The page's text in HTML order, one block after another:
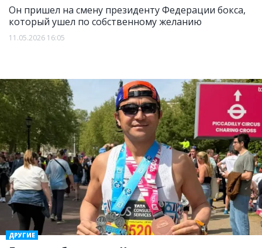
Он пришел на смену президенту Федерации бокса,
который ушел по собственному желанию
11.05.2026 16:05
ДРУГИЕ